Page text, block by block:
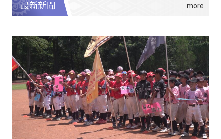
最新新聞